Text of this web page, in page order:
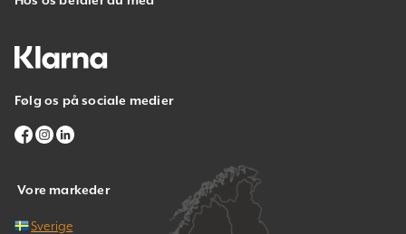
Følg os på sociale medier
Vore markeder
Sverige